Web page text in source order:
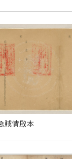
賊情啟本